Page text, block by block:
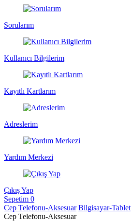
Sorularım
Kullanıcı Bilgilerim
Kayıtlı Kartlarım
Adreslerim
Yardım Merkezi
Çıkış Yap
Sepetim 0
Cep Telefonu-Aksesuar Bilgisayar-Tablet
Cep Telefonu-Aksesuar